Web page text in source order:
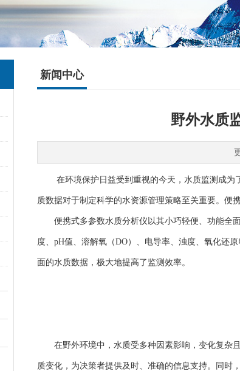
新闻中心
野外水质
在环境保护日益受到重视的今天，水质监测成为了
质数据对于制定科学的水资源管理策略至关重要。便
便携式多参数水质分析仪以其小巧轻便、功能全面
度、pH值、溶解氧（DO）、电导率、浊度、氧化还
面的水质数据，极大地提高了监测效率。
在野外环境中，水质受多种因素影响，变化复杂且
质变化，为决策者提供及时、准确的信息支持。同时